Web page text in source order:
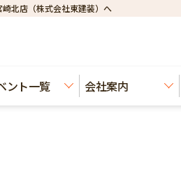
北店（株式会社東建装）へ
ント一覧 会社案内